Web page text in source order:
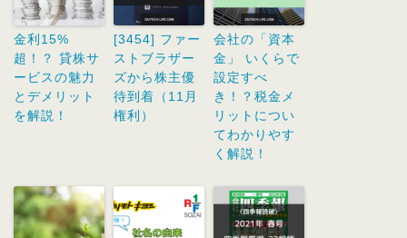
金利15%
超！？ 貸株サ
ービスの魅力
とデメリット
を解説！
[3454] ファー
ストブラザー
ズから株主優
待到着（11月
権利）
会社の「資本
金」 いくらで
設定すべ
き！？税金メ
リットについ
てわかりやす
く解説！